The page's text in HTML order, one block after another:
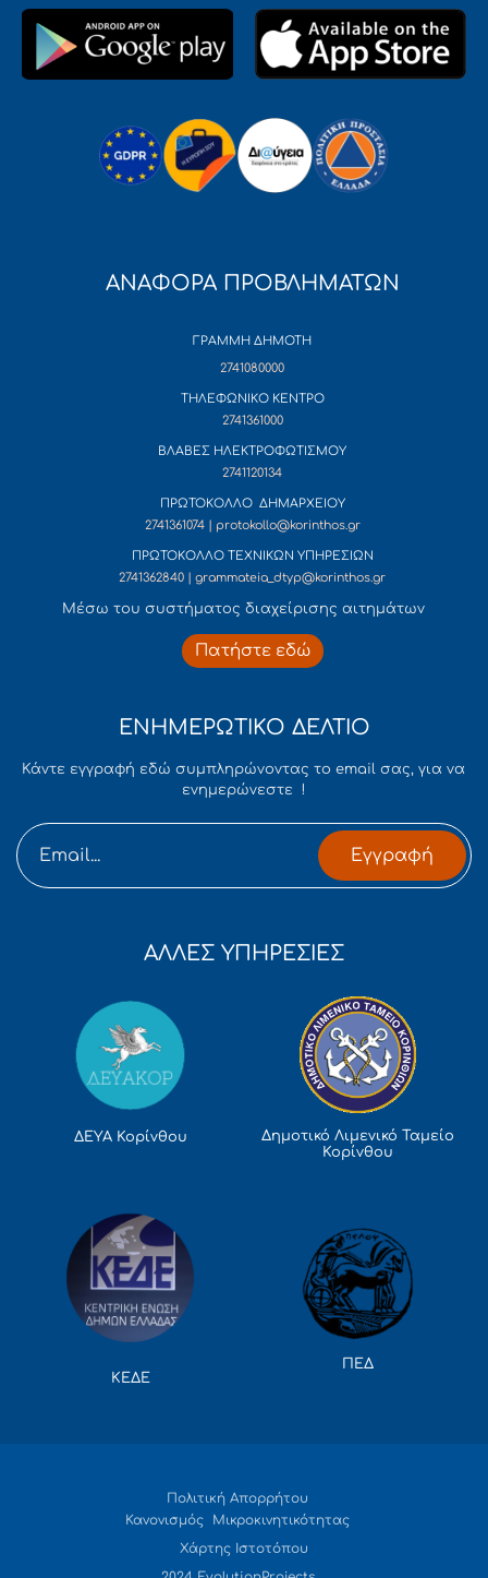
ΑΝΑΦΟΡΑ ΠΡΟΒΛΗΜΑΤΩΝ
ΓΡΑΜΜΗ ΔΗΜΟΤΗ
2741080000
ΤΗΛΕΦΩΝΙΚΟ ΚΕΝΤΡΟ
2741361000
ΒΛΑΒΕΣ ΗΛΕΚΤΡΟΦΩΤΙΣΜΟΥ
2741120134
ΠΡΩΤΟΚΟΛΛΟ ΔΗΜΑΡΧΕΙΟΥ
2741361074 | protokollo@korinthos.gr
ΠΡΩΤΟΚΟΛΛΟ ΤΕΧΝΙΚΩΝ ΥΠΗΡΕΣΙΩΝ
2741362840 | grammateia_dtyp@korinthos.gr
Mέσω του συστήματος διαχείρισης αιτημάτων
Πατήστε εδώ
ΕΝΗΜΕΡΩΤΙΚΟ ΔΕΛΤΙΟ
Κάντε εγγραφή εδώ συμπληρώνοντας το email σας, για να
ενημερώνεστε !
Εγγραφή
ΑΛΛΕΣ ΥΠΗΡΕΣΙΕΣ
ΔΕΥΑ Κορίνθου
Δημοτικό Λιμενικό Ταμείο
Κορίνθου
ΚΕΔΕ
ΠΕΔ
Πολιτική Απορρήτου
Κανονισμός Μικροκινητικότητας
Χάρτης Ιστοτόπου